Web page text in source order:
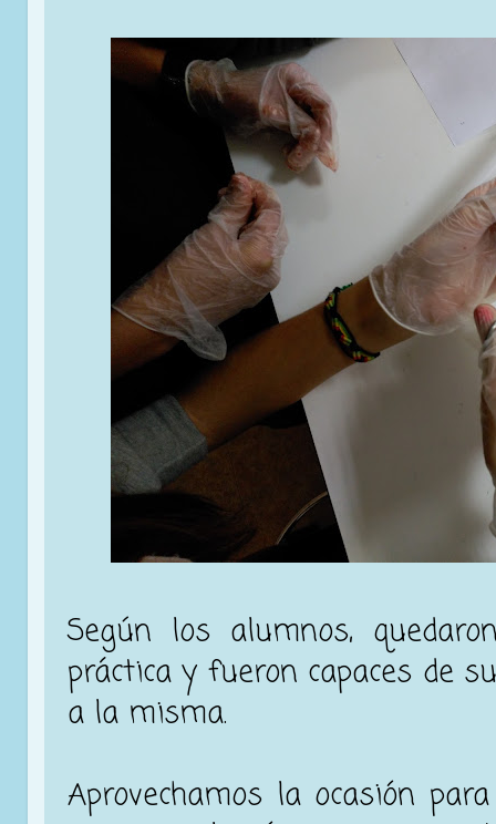
Según los alumnos,
práctica y fueron capaces de
a la misma.
Aprovechamos la ocasión